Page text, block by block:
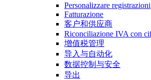
Personalizzare registrazioni
Fatturazione
客户和供应商
Riconciliazione IVA con
增值税管理
导入与自动化
数据控制与安全
导出